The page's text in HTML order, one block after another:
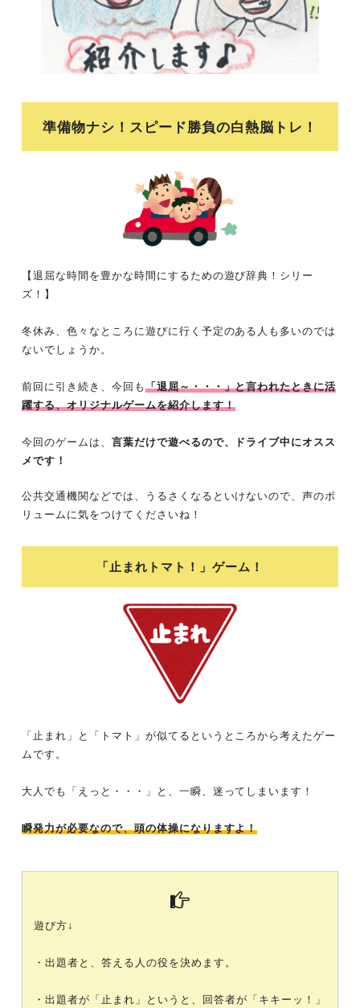
準備物ナシ！スピード勝負の白熱脳トレ！
【退屈な時間を豊かな時間にするための遊び辞典！シリー
ズ！】
冬休み、色々なところに遊びに行く予定のある人も多いのでは
ないでしょうか。
前回に引き続き、今回も 「退屈～・・・」と言われたときに活
躍する、オリジナルゲームを紹介します！
今回のゲームは、 言葉だけで遊べるので、ドライブ中にオスス
メです！
公共交通機関などでは、うるさくなるといけないので、声のボ
リュームに気をつけてくださいね！
「止まれトマト！」ゲーム！
「止まれ」と「トマト」が似てるというところから考えたゲー
ムです。
大人でも「えっと・・・」と、一瞬、迷ってしまいます！
瞬発力が必要なので、頭の体操になりますよ！
遊び方↓
・出題者と、答える人の役を決めます。
・出題者が「止まれ」というと、回答者が「キキーッ！」